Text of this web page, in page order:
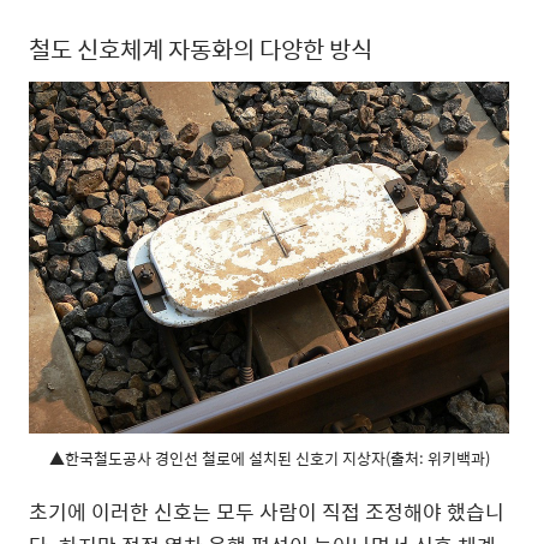
철도 신호체계 자동화의 다양한 방식
▲한국철도공사 경인선 철로에 설치된 신호기 지상자(출처: 위키백과)
초기에 이러한 신호는 모두 사람이 직접 조정해야 했습니